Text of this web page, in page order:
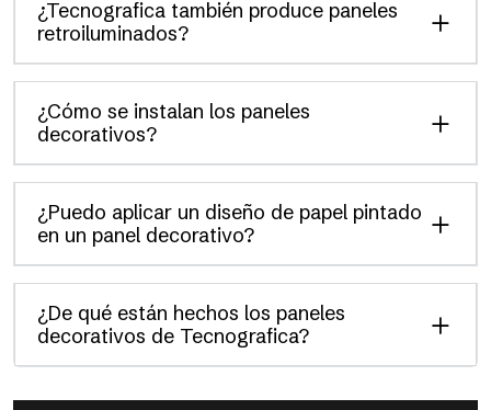
¿Tecnografica también produce paneles
retroiluminados?
¿Cómo se instalan los paneles
decorativos?
¿Puedo aplicar un diseño de papel pintado
en un panel decorativo?
¿De qué están hechos los paneles
decorativos de Tecnografica?